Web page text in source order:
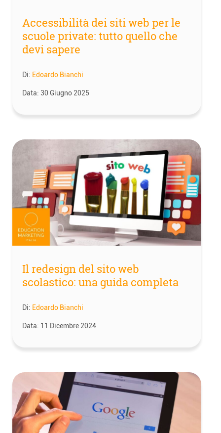
Accessibilità dei siti web per le
scuole private: tutto quello che
devi sapere
Di: Edoardo Bianchi
Data: 30 Giugno 2025
Il redesign del sito web
scolastico: una guida completa
Di: Edoardo Bianchi
Data: 11 Dicembre 2024